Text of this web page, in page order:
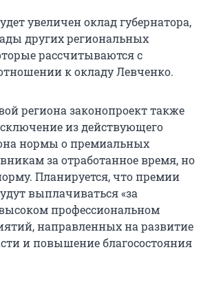
увеличен оклад губернатора,
других региональных
рассчитываются с
к окладу Левченко.
региона законопроект также
из действующего
нормы о премиальных
за отработанное время, но
Планируется, что премии
выплачиваться «за
профессиональном
направленных на развитие
и повышение благосостояния